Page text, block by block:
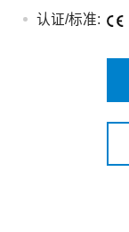
认证/标准: